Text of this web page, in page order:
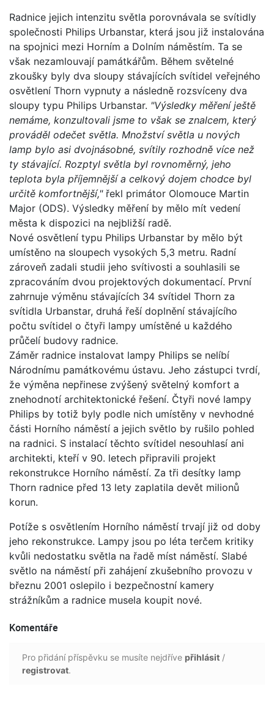
Radnice jejich intenzitu světla porovnávala se svítidly
společnosti Philips Urbanstar, která jsou již instalována
na spojnici mezi Horním a Dolním náměstím. Ta se
však nezamlouvají památkářům. Během světelné
zkoušky byly dva sloupy stávajících svítidel veřejného
osvětlení Thorn vypnuty a následně rozsvíceny dva
sloupy typu Philips Urbanstar. "Výsledky měření ještě
nemáme, konzultovali jsme to však se znalcem, který
prováděl odečet světla. Množství světla u nových
lamp bylo asi dvojnásobné, svítily rozhodně více než
ty stávající. Rozptyl světla byl rovnoměrný, jeho
teplota byla příjemnější a celkový dojem chodce byl
určitě komfortnější,"řekl primátor Olomouce Martin
Major (ODS). Výsledky měření by mělo mít vedení
města k dispozici na nejbližší radě.
Nové osvětlení typu Philips Urbanstar by mělo být
umístěno na sloupech vysokých 5,3 metru. Radní
zároveň zadali studii jeho svítivosti a souhlasili se
zpracováním dvou projektových dokumentací. První
zahrnuje výměnu stávajících 34 svítidel Thorn za
svítidla Urbanstar, druhá řeší doplnění stávajícího
počtu svítidel o čtyři lampy umístěné u každého
průčelí budovy radnice.
Záměr radnice instalovat lampy Philips se nelíbí
Národnímu památkovému ústavu. Jeho zástupci tvrdí,
že výměna nepřinese zvýšený světelný komfort a
znehodnotí architektonické řešení. Čtyři nové lampy
Philips by totiž byly podle nich umístěny v nevhodné
části Horního náměstí a jejich světlo by rušilo pohled
na radnici. S instalací těchto svítidel nesouhlasí ani
architekti, kteří v 90. letech připravili projekt
rekonstrukce Horního náměstí. Za tři desítky lamp
Thorn radnice před 13 lety zaplatila devět milionů
korun.
Potíže s osvětlením Horního náměstí trvají již od doby
jeho rekonstrukce. Lampy jsou po léta terčem kritiky
kvůli nedostatku světla na řadě míst náměstí. Slabé
světlo na náměstí při zahájení zkušebního provozu v
březnu 2001 oslepilo i bezpečnostní kamery
strážníkům a radnice musela koupit nové.
Komentáře
Pro přidání příspěvku se musíte nejdříve přihlásit /
registrovat.